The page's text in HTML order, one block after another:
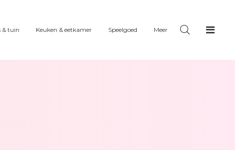
& tuin Keuken & eetkamer Speelgoed Meer